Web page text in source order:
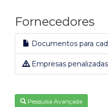
Fornecedores
Documentos para
Empresas penalizadas
Pesquisa Avançada